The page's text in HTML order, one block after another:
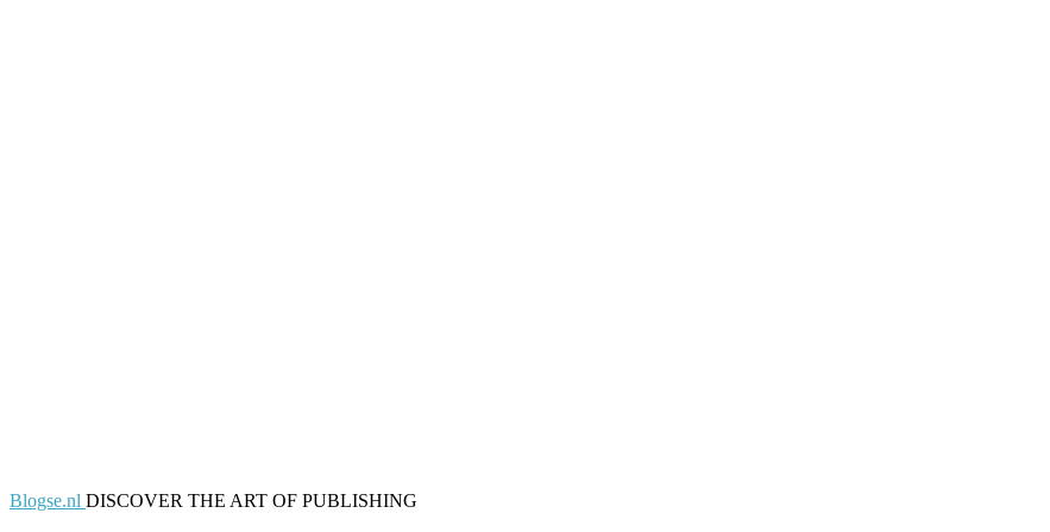
Blogse.nl DISCOVER THE ART OF PUBLISHING